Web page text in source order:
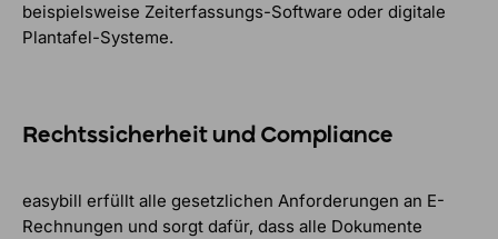
beispielsweise Zeiterfassungs-Software oder digitale
Plantafel-Systeme.
Rechtssicherheit und Compliance
easybill erfüllt alle gesetzlichen Anforderungen an E-
Rechnungen und sorgt dafür, dass alle Dokumente